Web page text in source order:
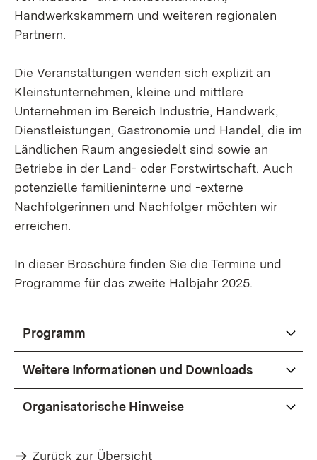
Handwerkskammern und weiteren regionalen
Partnern.
Die Veranstaltungen wenden sich explizit an
Kleinstunternehmen, kleine und mittlere
Unternehmen im Bereich Industrie, Handwerk,
Dienstleistungen, Gastronomie und Handel, die im
Ländlichen Raum angesiedelt sind sowie an
Betriebe in der Land- oder Forstwirtschaft. Auch
potenzielle familieninterne und -externe
Nachfolgerinnen und Nachfolger möchten wir
erreichen.
In dieser Broschüre finden Sie die Termine und
Programme für das zweite Halbjahr 2025.
Programm
Weitere Informationen und Downloads
Organisatorische Hinweise
Zurück zur Übersicht